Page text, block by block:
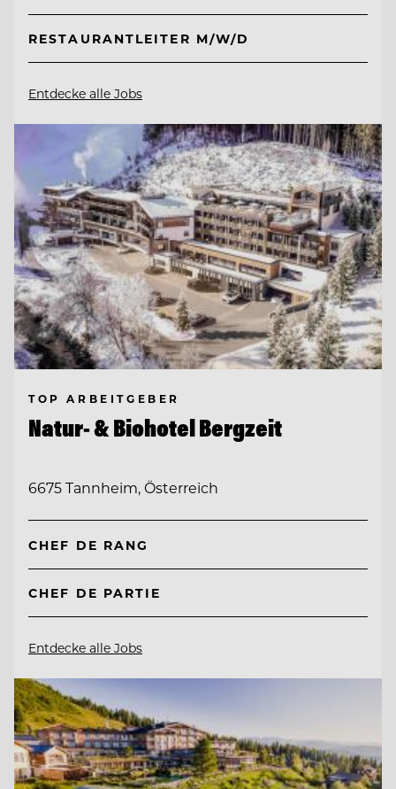
RESTAURANTLEITER M/W/D
Entdecke alle Jobs
TOP ARBEITGEBER
Natur- & Biohotel Bergzeit
6675 Tannheim, Österreich
CHEF DE RANG
CHEF DE PARTIE
Entdecke alle Jobs